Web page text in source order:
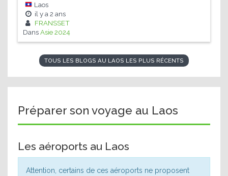
Laos
il y a 2 ans
FRANSSET
DansAsie 2024
TOUS LES BLOGS AU LAOS LES PLUS RÉCENTS
Préparer son voyage au Laos
Les aéroports au Laos
Attention, certains de ces aéroports ne proposent